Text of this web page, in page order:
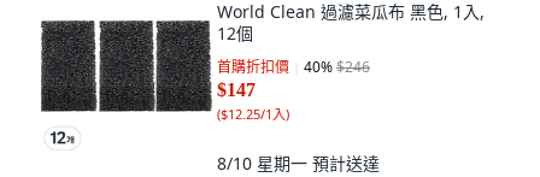
World Clean 過濾菜瓜布 黑色, 1入,
12個
首購折扣價 40%$246
$147
($12.25/1入)
8/10 星期一 預計送達